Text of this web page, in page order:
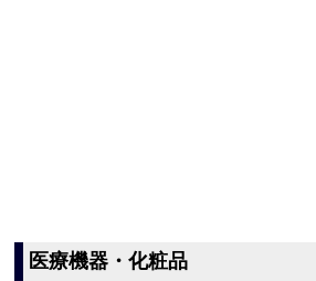
医療機器・化粧品